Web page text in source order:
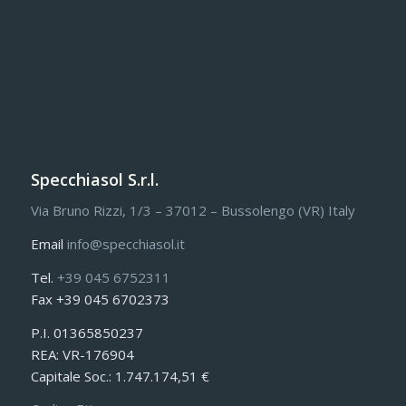
Specchiasol S.r.l.
Via Bruno Rizzi, 1/3 – 37012 – Bussolengo (VR) Italy
Email info@specchiasol.it
Tel. +39 045 6752311
Fax +39 045 6702373
P.I. 01365850237
REA: VR-176904
Capitale Soc.: 1.747.174,51 €